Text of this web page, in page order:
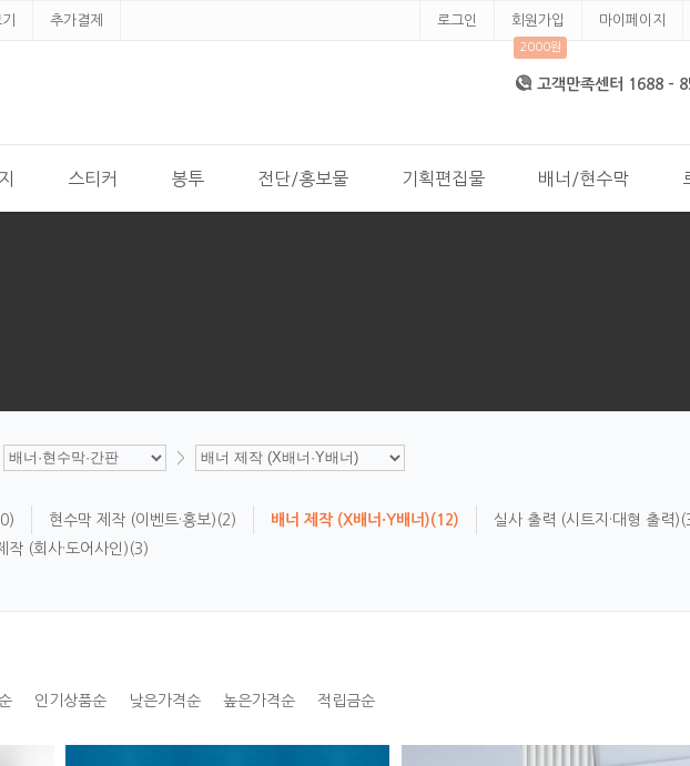
추가결제 로그인 회원가입
2000원
마이페이지
고객만족센터 1688 -
스티커 봉투 전단/홍보물 기획편집물 배너/현수막
>
현수막 제작 (이벤트·홍보) (2) 배너 제작 (X배너·Y배너)(12) 실사 출력 (시트지·대형 출력)
작 (회사·도어사인) (3)
인기상품순 낮은가격순 높은가격순 적립금순